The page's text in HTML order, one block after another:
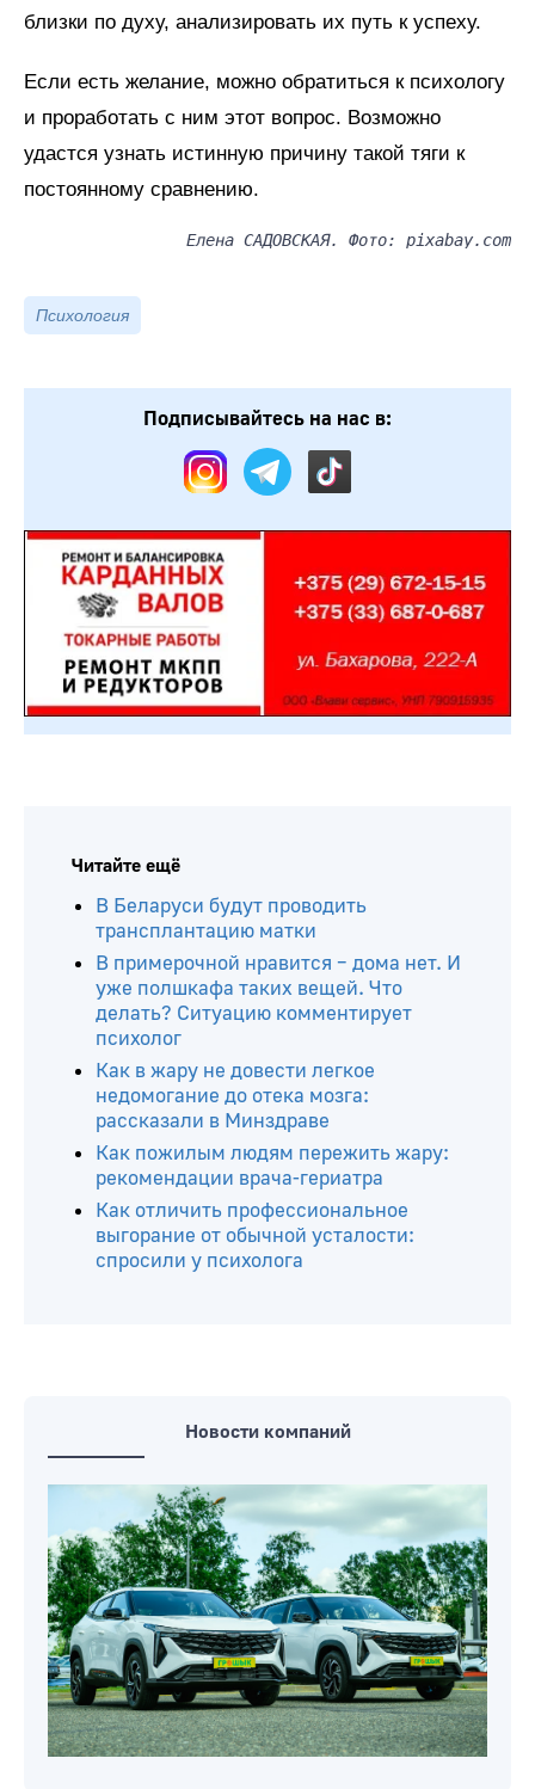
близки по духу, анализировать их путь к успеху.
Если есть желание, можно обратиться к психологу
и проработать с ним этот вопрос. Возможно
удастся узнать истинную причину такой тяги к
постоянному сравнению.
Елена САДОВСКАЯ. Фото: pixabay.com
Психология
Подписывайтесь на нас в:
Читайте ещё
В Беларуси будут проводить
трансплантацию матки
В примерочной нравится – дома нет. И
уже полшкафа таких вещей. Что
делать? Ситуацию комментирует
психолог
Как в жару не довести легкое
недомогание до отека мозга:
рассказали в Минздраве
Как пожилым людям пережить жару:
рекомендации врача-гериатра
Как отличить профессиональное
выгорание от обычной усталости:
спросили у психолога
Новости компаний